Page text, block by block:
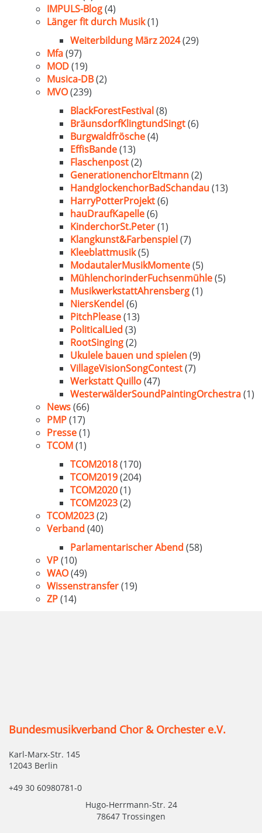
IMPULS-Blog(4)
Länger fit durch Musik(1)
Weiterbildung März 2024(29)
Mfa(97)
MOD(19)
Musica-DB(2)
MVO(239)
BlackForestFestival(8)
BräunsdorfKlingtundSingt(6)
Burgwaldfrösche(4)
EffisBande(13)
Flaschenpost(2)
GenerationenchorEltmann(2)
HandglockenchorBadSchandau(13)
HarryPotterProjekt(6)
hauDraufKapelle(6)
KinderchorSt.Peter(1)
Klangkunst&Farbenspiel(7)
Kleeblattmusik(5)
ModautalerMusikMomente(5)
MühlenchorinderFuchsenmühle(5)
MusikwerkstattAhrensberg(1)
NiersKendel(6)
PitchPlease(13)
PoliticalLied (3)
RootSinging(2)
Ukulele bauen und spielen(9)
VillageVisionSongContest(7)
Werkstatt Quillo(47)
WesterwälderSoundPaintingOrchestra(1)
News(66)
PMP(17)
Presse(1)
TCOM(1)
TCOM2018(170)
TCOM2019(204)
TCOM2020(1)
TCOM2023(2)
TCOM2023(2)
Verband (40)
Parlamentarischer Abend (58)
VP(10)
WAO(49)
Wissenstransfer(19)
ZP(14)
Bundesmusikverband Chor & Orchester e.V.
Karl-Marx-Str. 145
12043 Berlin
+49 30 60980781-0
Hugo-Herrmann-Str. 24
78647 Trossingen